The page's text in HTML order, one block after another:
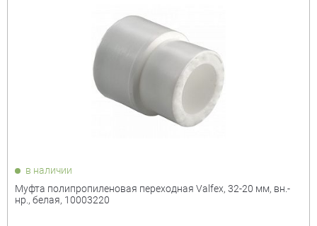
в наличии
Муфта полипропиленовая переходная Valfex, 32-20 мм, вн.-
нр., белая, 10003220